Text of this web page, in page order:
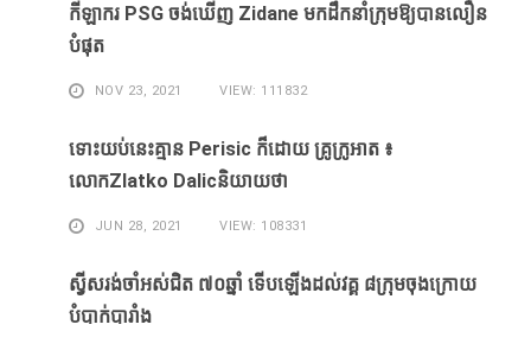
កីឡាករ PSG ​ចង់​ឃើញ​ Zidane ​មក​ដឹក​នាំ​ក្រុម​ឱ្យ​បាន​លឿន​
បំផុត​
NOV 23, 2021 VIEW: 111832
ទោះ​យប់​នេះ​គ្មាន Perisic ក៏​ដោយ​ គ្រូ​ក្រូអាត ៖​
លោកZlatko Dalicនិយាយថា
JUN 28, 2021 VIEW: 108331
ស្វីសរង់​ចាំ​អស់​ជិត ៧០ឆ្នាំ ទើប​ឡើង​ដល់​វគ្គ​ ៨ក្រុម​ចុង​ក្រោយ​
បំបាក់បារាំង